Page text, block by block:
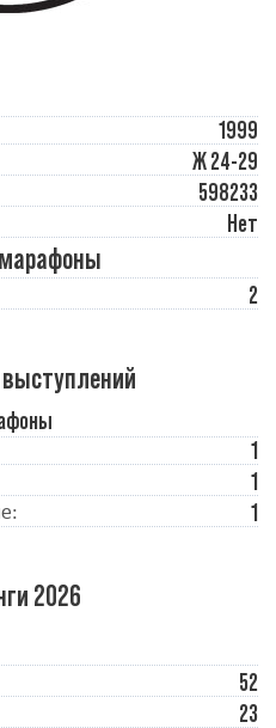
1999
Ж 24-29
598233
Нет
2
1
1
1
2026
52
23